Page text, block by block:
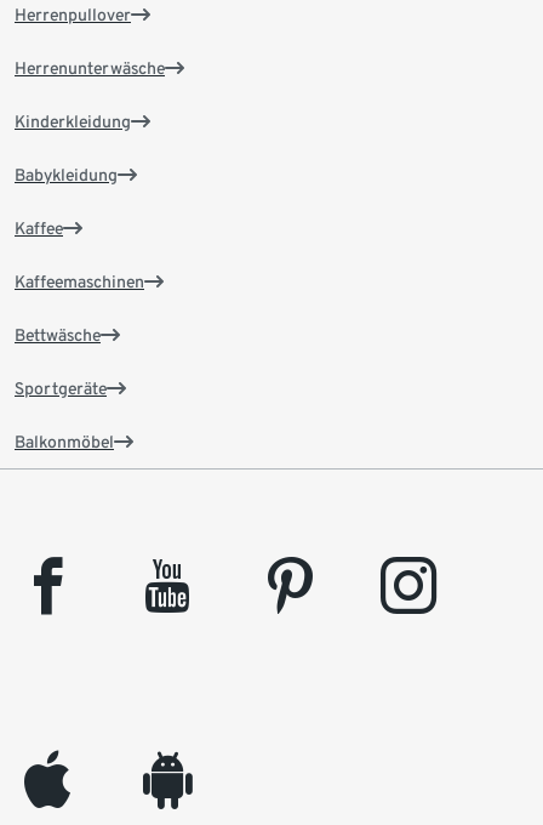
Herrenpullover
Herrenunterwäsche
Kinderkleidung
Babykleidung
Kaffee
Kaffeemaschinen
Bettwäsche
Sportgeräte
Balkonmöbel
facebook youtube pinterest instagram
appleinc android